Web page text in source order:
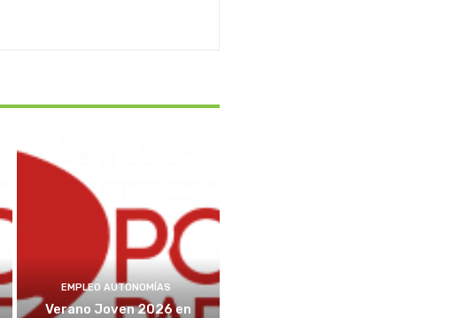
EMPLEO AUTONOMÍAS
Verano Joven 2026 en